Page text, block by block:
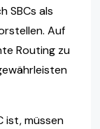
SBCs als
Auf
Routing zu
ist, müssen